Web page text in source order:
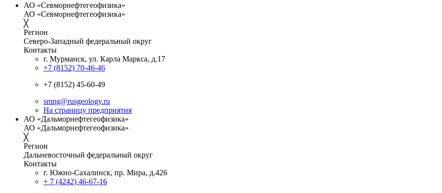
АО «Севморнефтегеофизика»
АО «Севморнефтегеофизика»
╳
Регион
Северо-Западный федеральный округ
Контакты
г. Мурманск, ул. Карла Маркса, д.17
+7 (8152) 70-46-46
+7 (8152) 45-60-49
smng@rusgeology.ru
На страницу предприятия
АО «Дальморнефтегеофизика»
АО «Дальморнефтегеофизика»
╳
Регион
Дальневосточный федеральный округ
Контакты
г. Южно-Сахалинск, пр. Мира, д.426
+ 7 (4242) 46-67-16